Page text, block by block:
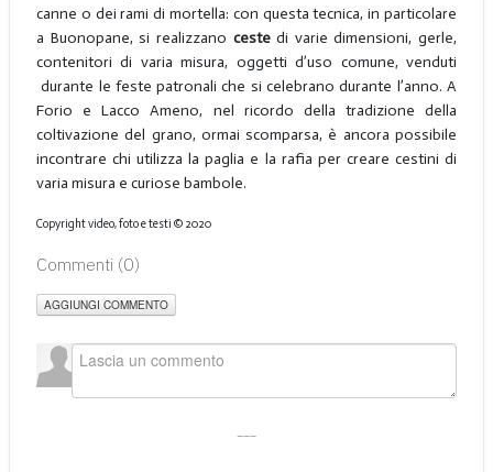
canne o dei rami di mortella: con questa tecnica, in particolare
a Buonopane, si realizzano cestedi varie dimensioni, gerle,
contenitori di varia misura, oggetti d’uso comune, venduti
durante le feste patronali che si celebrano durante l’anno. A
Forio e Lacco Ameno, nel ricordo della tradizione della
coltivazione del grano, ormai scomparsa, è ancora possibile
incontrare chi utilizza la paglia e la rafia per creare cestini di
varia misura e curiose bambole.
Copyright video, foto e testi © 2020
Commenti (0)
AGGIUNGI COMMENTO